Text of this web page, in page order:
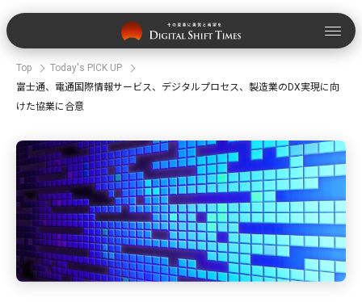
Top
Today's PICK UP
富士通、電通国際情報サービス、デジタルプロセス、製造業のDX実現に向
けた協業に合意